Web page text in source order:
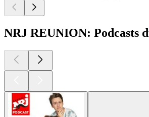
NRJ REUNION: Podcasts